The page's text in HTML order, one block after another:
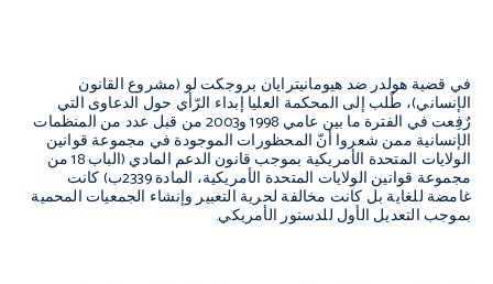
في قضية هولدر ضد هيومانيترايان بروجكت لو (مشروع القانون
الإنساني)، طٌلب إلى المحكمة العليا إبداء الرّأي حول الدعاوى التي
رٌفِعت في الفترة ما بين عامي 1998 و2003 من قبل عدد من المنظمات
الإنسانية ممن شعروا أنّ المحظورات الموجودة في مجموعة قوانين
الولايات المتحدة الأمريكية بموجب قانون الدعم المادي (الباب 18 من
مجموعة قوانين الولايات المتحدة الأمريكية، المادة 2339ب) كانت
غامضة للغاية بل كانت مخالفة لحرية التعبير وإنشاء الجمعيات المحمية
بموجب التعديل الأول للدستور الأمريكي.